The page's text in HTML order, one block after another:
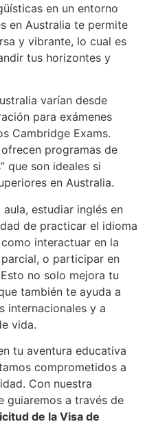
en un entorno
en Australia te permite
y vibrante, lo cual es
tus horizontes y
varían desde
para exámenes
Cambridge Exams.
programas de
que son ideales si
en Australia.
estudiar inglés en
de practicar el idioma
interactuar en la
o participar en
no solo mejora tu
también te ayuda a
internacionales y a
vida.
tu aventura educativa
comprometidos a
Con nuestra
guiaremos a través de
de la Visa de